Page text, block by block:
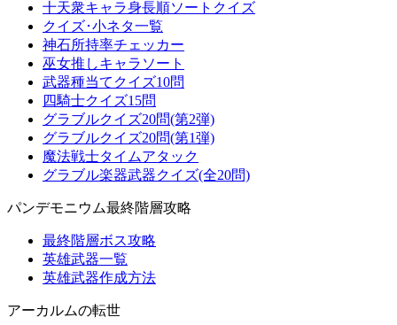
十天衆キャラ身長順ソートクイズ
クイズ･小ネタ一覧
神石所持率チェッカー
巫女推しキャラソート
武器種当てクイズ10問
四騎士クイズ15問
グラブルクイズ20問(第2弾)
グラブルクイズ20問(第1弾)
魔法戦士タイムアタック
グラブル楽器武器クイズ(全20問)
パンデモニウム最終階層攻略
最終階層ボス攻略
英雄武器一覧
英雄武器作成方法
アーカルムの転世